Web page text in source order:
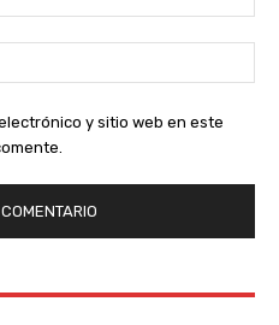
y sitio web en este